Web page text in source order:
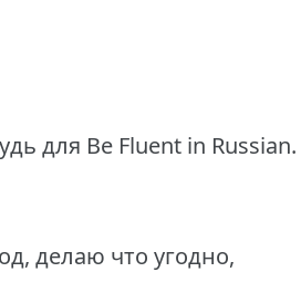
для Be Fluent in Russian.
делаю что угодно,